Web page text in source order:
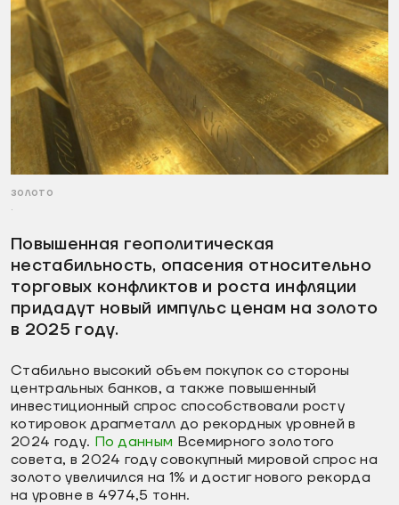
золото
.
Повышенная геополитическая
нестабильность, опасения относительно
торговых конфликтов и роста инфляции
придадут новый импульс ценам на золото
в 2025 году.
Стабильно высокий объем покупок со стороны
центральных банков, а также повышенный
инвестиционный спрос способствовали росту
котировок драгметалл до рекордных уровней в
2024 году. По данным Всемирного золотого
совета, в 2024 году совокупный мировой спрос на
золото увеличился на 1% и достиг нового рекорда
на уровне в 4974,5 тонн.